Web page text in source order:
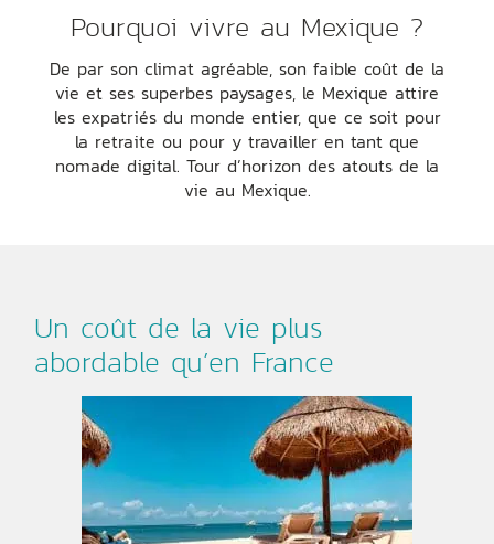
Pourquoi vivre au Mexique ?
De par son climat agréable, son faible coût de la
vie et ses superbes paysages, le Mexique attire
les expatriés du monde entier, que ce soit pour
la retraite ou pour y travailler en tant que
nomade digital. Tour d’horizon des atouts de la
vie au Mexique.
Un coût de la vie plus
abordable qu’en France